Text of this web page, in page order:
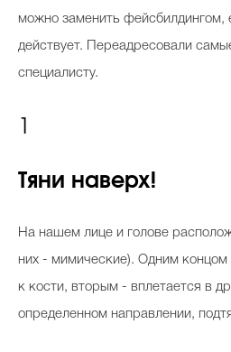
можно заменить фейсбилдингом,
действует. Переадресовали
специалисту.
Тяни наверх!
На нашем лице и голове
них - мимические). Одним концом
к кости, вторым - вплетается в
определенном направлении,